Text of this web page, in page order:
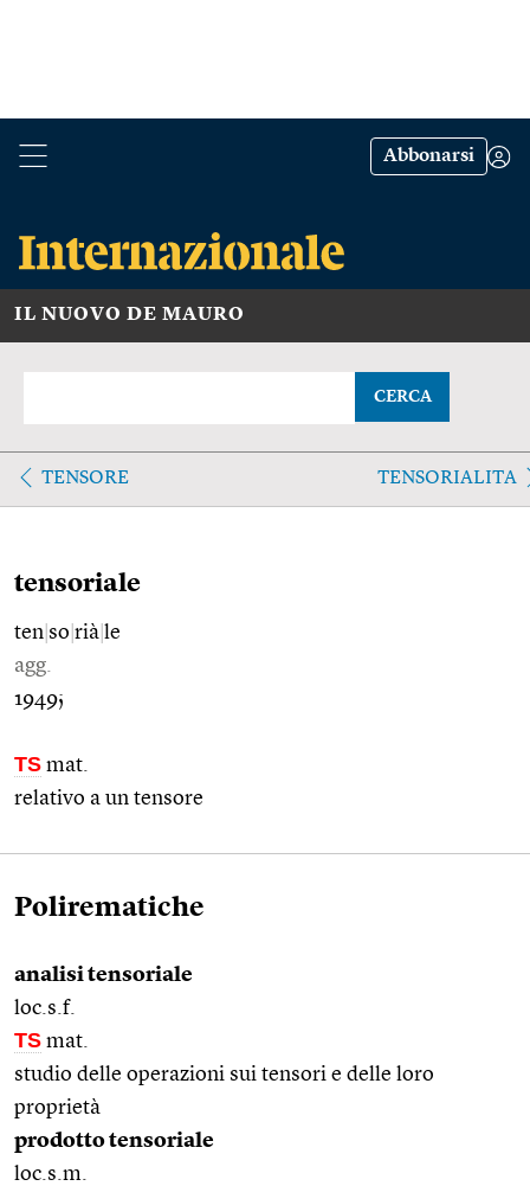
Abbonarsi
IL NUOVO DE MAURO
CERCA
TENSORE TENSORIALITA
tensoriale
ten so rià le
agg.
1949;
TS mat.
relativo a un tensore
Polirematiche
analisi tensoriale
loc.s.f.
TS mat.
studio delle operazioni sui tensori e delle loro
proprietà
prodotto tensoriale
loc.s.m.